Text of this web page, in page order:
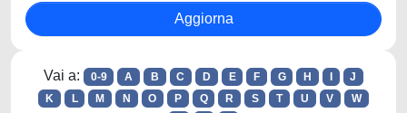
Vai a: 0-9 A B C D E F G H
J
K
L M N O P Q R S T U V
W